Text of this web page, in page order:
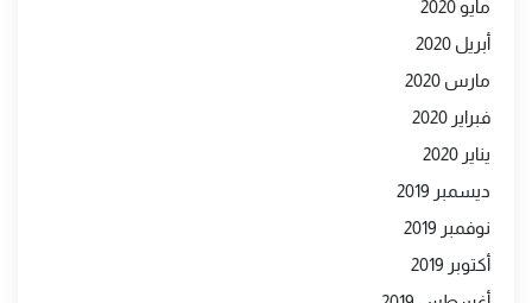
مايو 2020
أبريل 2020
مارس 2020
فبراير 2020
يناير 2020
ديسمبر 2019
نوفمبر 2019
أكتوبر 2019